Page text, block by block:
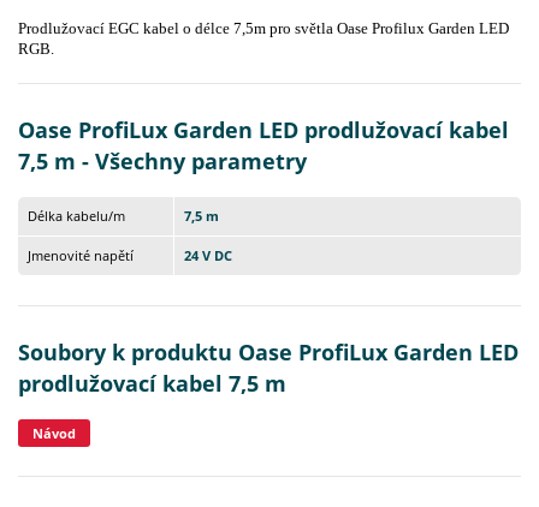
Prodlužovací EGC kabel o délce 7,5m pro světla Oase Profilux Garden LED
RGB.
Oase ProfiLux Garden LED prodlužovací kabel
7,5 m - Všechny parametry
Délka kabelu/m 7,5 m
Jmenovité napětí 24 V DC
Soubory k produktu Oase ProfiLux Garden LED
prodlužovací kabel 7,5 m
Návod